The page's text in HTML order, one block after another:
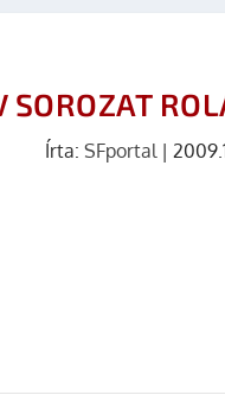
SOROZAT
Írta:SFportal|